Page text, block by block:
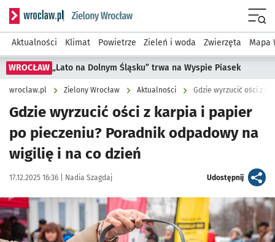
Serwis informacyjny wroclaw.pl podserwis: Środowisko we
Aktualności Klimat Powietrze Zieleń i woda Zwierzęta Mapa
WROCŁAW „Lato na Dolnym Śląsku” trwa na Wyspie Piasek
wroclaw.pl Zielony Wrocław Aktualności Gdzie wyrzucić ości z
Gdzie wyrzucić ości z karpia i papier
po pieczeniu? Poradnik odpadowy na
wigilię i na co dzień
Data publikacji:
17.12.2025 16:36 | Autor:
Nadia Szagdaj Udostępnijartykuł
Kliknij, aby powiększyć